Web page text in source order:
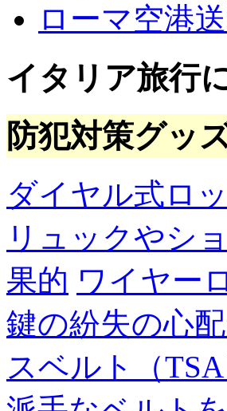
ローマ空港
イタリア旅行
防犯対策グッ
ダイヤル式ロ
リュックやシ
果的 ワイヤー
鍵の紛失の心
スベルト（TSA